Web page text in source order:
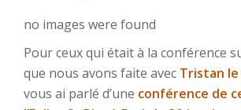
no images were found
Pour ceux qui était à la conférence
que nous avons faite avec Tristan
vous ai parlé d’une conférence de